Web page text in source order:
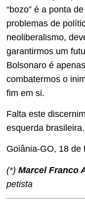
“bozo” é a ponta
problemas de
neoliberalismo,
garantirmos um
Bolsonaro é
combatermos o
fim em si.
Falta este
esquerda brasileira.
Goiânia-GO, 18 de
(*) Marcel Franco
petista